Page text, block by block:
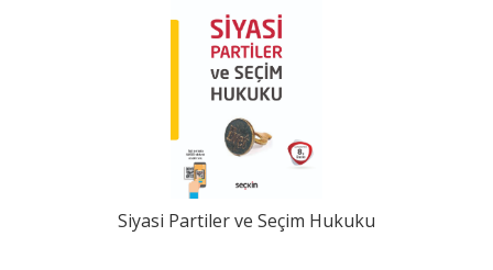
Siyasi Partiler ve Seçim Hukuku